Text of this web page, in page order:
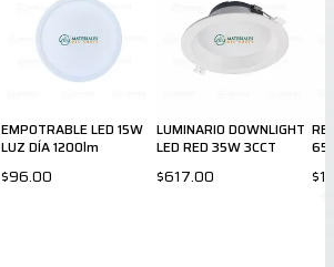
EMPOTRABLE LED 15W
LUZ DÍA 1200lm
$96.00
LUMINARIO DOWNLIGHT
LED RED 35W 3CCT
$617.00